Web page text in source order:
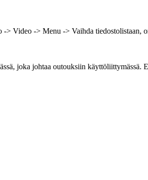
-> Video -> Menu -> Vaihda tiedostolistaan,
joka johtaa outouksiin